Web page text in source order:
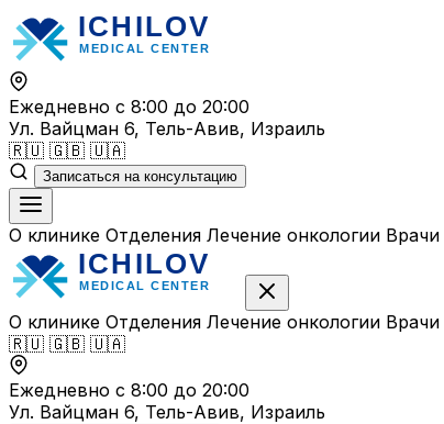
Перейти
к
содержимому
Ежедневно с 8:00 до 20:00
Ул. Вайцман 6, Тель-Авив, Израиль
🇷🇺 🇬🇧 🇺🇦
Записаться на консультацию
О клинике Отделения Лечение онкологии Врачи
О клинике Отделения Лечение онкологии Врачи
🇷🇺 🇬🇧 🇺🇦
Ежедневно с 8:00 до 20:00
Ул. Вайцман 6, Тель-Авив, Израиль